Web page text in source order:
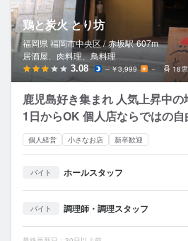
鶏と炭火 とり坊
福岡県 福岡市中央区 / 赤坂駅 607m
居酒屋、肉料理、鳥料理
3.08 ～￥3,999 － 18席
鹿児島好き集まれ 人気上昇中
1日からOK 個人店ならではの自
個人経営 小さなお店 新卒歓迎
バイト ホールスタッフ
バイト 調理師・調理スタッフ